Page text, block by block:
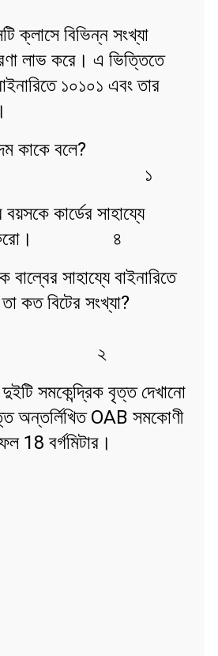
বিভিন্ন সংখ্যা
লাভ করে। এ ভিত্তিতে
১০১০১ এবং তার
কাকে বলে?
কার্ডের সাহায্যে
করো। ৪
সাহায্যে বাইনারিতে
তা কত বিটের সংখ্যা?
সমকেন্দ্রিক বৃত্ত দেখানো
অন্তর্লিখিত OAB সমকোণী
18 বর্গমিটার।